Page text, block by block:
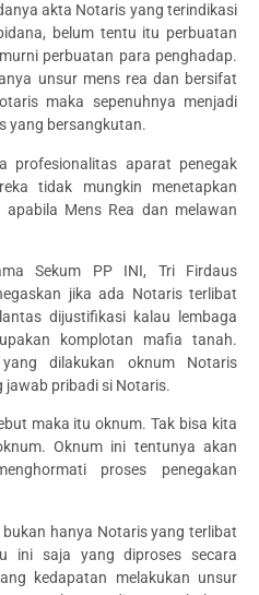
akta Notaris yang terindikasi
belum tentu itu perbuatan
perbuatan para penghadap.
unsur mens rea dan bersifat
maka sepenuhnya menjadi
yang bersangkutan.
profesionalitas aparat penegak
tidak mungkin menetapkan
apabila Mens Rea dan melawan
Sekum PP INI, Tri Firdaus
jika ada Notaris terlibat
dijustifikasi kalau lembaga
komplotan mafia tanah.
dilakukan oknum Notaris
jawab pribadi si Notaris.
maka itu oknum. Tak bisa kita
Oknum ini tentunya akan
proses penegakan
hanya Notaris yang terlibat
ini saja yang diproses secara
kedapatan melakukan unsur